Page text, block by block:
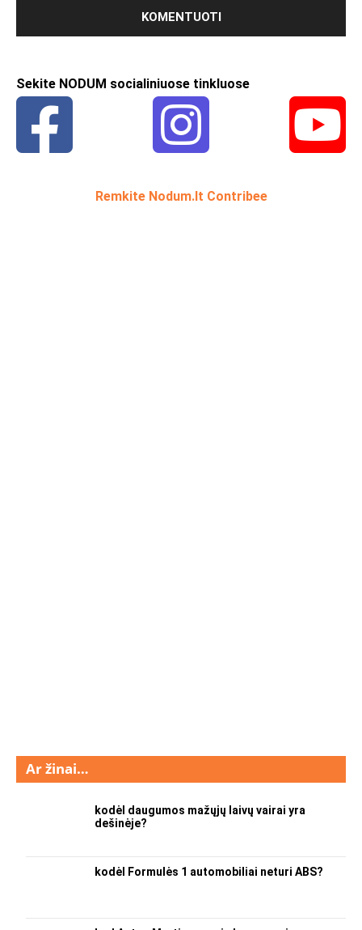
Sekite NODUM socialiniuose tinkluose
Remkite Nodum.lt Contribee
Ar žinai…
kodėl daugumos mažųjų laivų vairai yra
dešinėje?
kodėl Formulės 1 automobiliai neturi ABS?